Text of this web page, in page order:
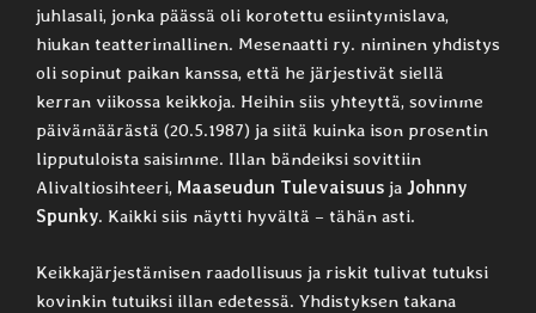
juhlasali, jonka päässä oli korotettu esiintymislava,
hiukan teatterimallinen. Mesenaatti ry. niminen yhdistys
oli sopinut paikan kanssa, että he järjestivät siellä
kerran viikossa keikkoja. Heihin siis yhteyttä, sovimme
päivämäärästä (20.5.1987) ja siitä kuinka ison prosentin
lipputuloista saisimme. Illan bändeiksi sovittiin
Alivaltiosihteeri, Maaseudun Tulevaisuus ja Johnny
Spunky. Kaikki siis näytti hyvältä – tähän asti.
Keikkajärjestämisen raadollisuus ja riskit tulivat tutuksi
kovinkin tutuiksi illan edetessä. Yhdistyksen takana